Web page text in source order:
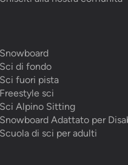
Snowboard
Sci di fondo
Sci fuori pista
Freestyle sci
Sci Alpino Sitting
Snowboard Adattato per
Scuola di sci per adulti